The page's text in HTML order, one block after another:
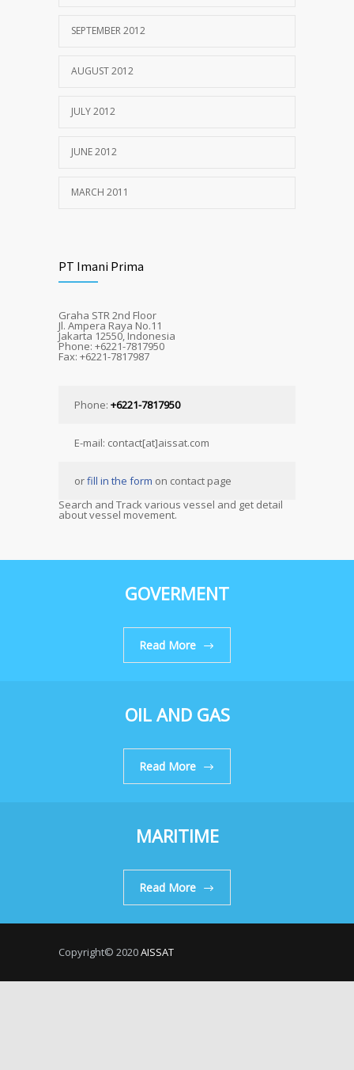
SEPTEMBER 2012
AUGUST 2012
JULY 2012
JUNE 2012
MARCH 2011
PT Imani Prima
Graha STR 2nd Floor
Jl. Ampera Raya No.11
Jakarta 12550, Indonesia
Phone: +6221-7817950
Fax: +6221-7817987
Phone: +6221-7817950
E-mail: contact[at]aissat.com
orfill in the form on contact page
Search and Track various vessel and get detail
about vessel movement.
GOVERMENT
Read More
OIL AND GAS
Read More
MARITIME
Read More
Copyright© 2020AISSAT